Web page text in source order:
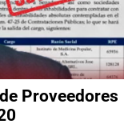
Proveedores